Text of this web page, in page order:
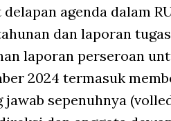
agenda dalam
dan laporan
laporan perseroan
2024 termasuk
jawab sepenuhnya (